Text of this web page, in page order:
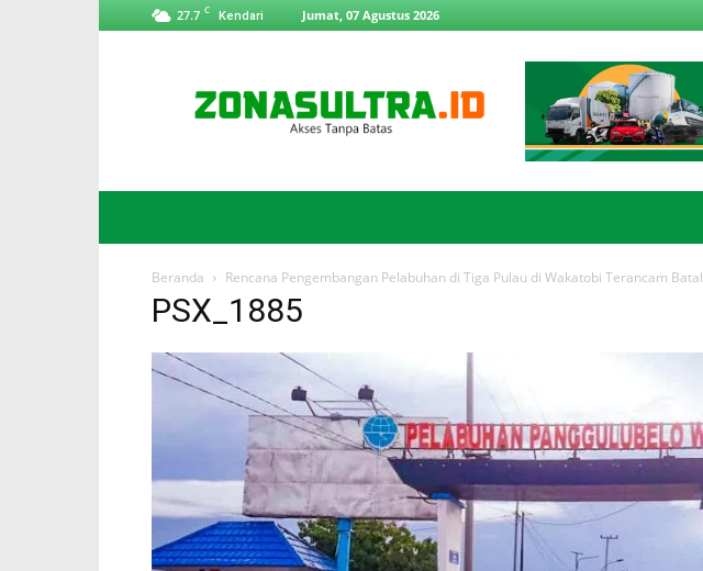
27.7 C Kendari Jumat, 07 Agustus 2026
Beranda Rencana Pengembangan Pelabuhan di Tiga Pulau di Wakatobi Terancam Batal
PSX_1885